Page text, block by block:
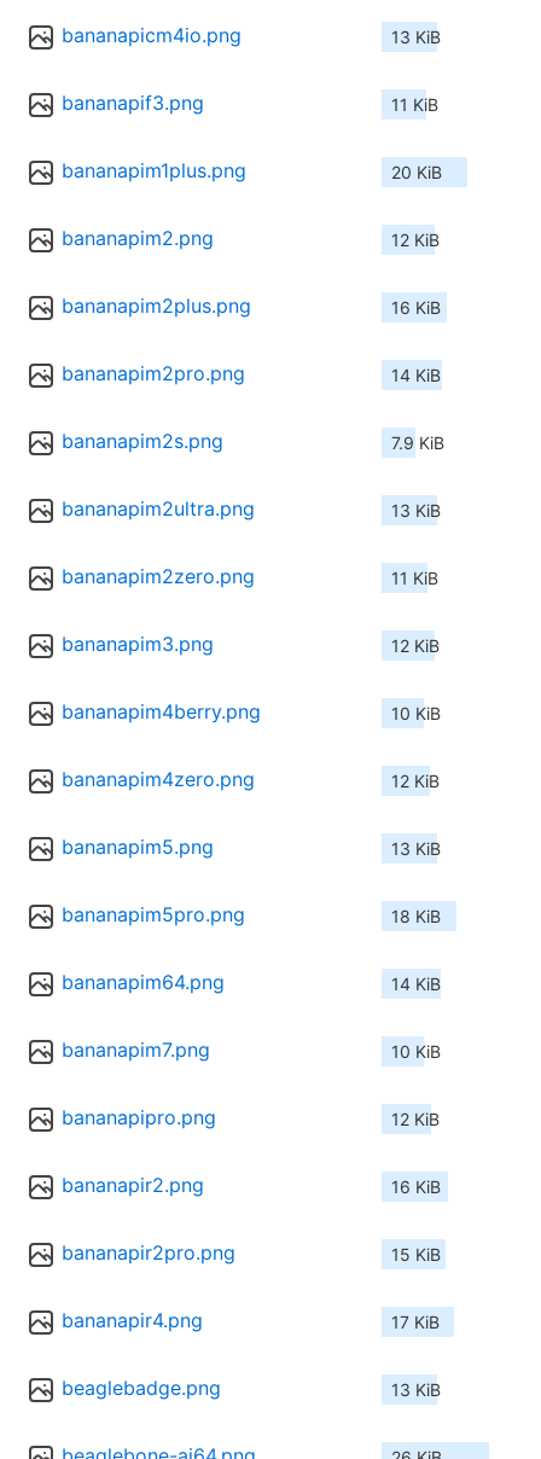
bananapicm4io.png 13 KiB
bananapif3.png 11 KiB
bananapim1plus.png 20 KiB
bananapim2.png 12 KiB
bananapim2plus.png 16 KiB
bananapim2pro.png 14 KiB
bananapim2s.png 7.9 KiB
bananapim2ultra.png 13 KiB
bananapim2zero.png 11 KiB
bananapim3.png 12 KiB
bananapim4berry.png 10 KiB
bananapim4zero.png 12 KiB
bananapim5.png 13 KiB
bananapim5pro.png 18 KiB
bananapim64.png 14 KiB
bananapim7.png 10 KiB
bananapipro.png 12 KiB
bananapir2.png 16 KiB
bananapir2pro.png 15 KiB
bananapir4.png 17 KiB
beaglebadge.png 13 KiB